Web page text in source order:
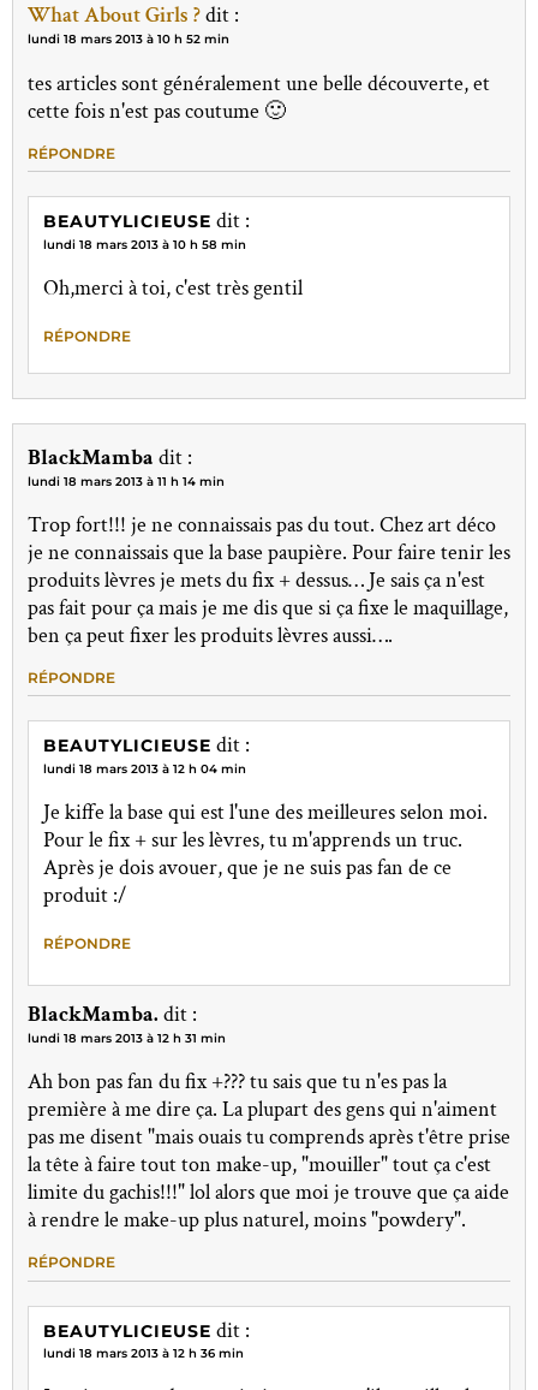
What About Girls ?dit :
lundi 18 mars 2013 à 10 h 52 min
tes articles sont généralement une belle découverte, et
cette fois n'est pas coutume 🙂
RÉPONDRE
BEAUTYLICIEUSE dit :
lundi 18 mars 2013 à 10 h 58 min
Oh,merci à toi, c'est très gentil
RÉPONDRE
BlackMamba dit :
lundi 18 mars 2013 à 11 h 14 min
Trop fort!!! je ne connaissais pas du tout. Chez art déco
je ne connaissais que la base paupière. Pour faire tenir les
produits lèvres je mets du fix + dessus… Je sais ça n'est
pas fait pour ça mais je me dis que si ça fixe le maquillage,
ben ça peut fixer les produits lèvres aussi….
RÉPONDRE
BEAUTYLICIEUSE dit :
lundi 18 mars 2013 à 12 h 04 min
Je kiffe la base qui est l'une des meilleures selon moi.
Pour le fix + sur les lèvres, tu m'apprends un truc.
Après je dois avouer, que je ne suis pas fan de ce
produit :/
RÉPONDRE
BlackMamba. dit :
lundi 18 mars 2013 à 12 h 31 min
Ah bon pas fan du fix +??? tu sais que tu n'es pas la
première à me dire ça. La plupart des gens qui n'aiment
pas me disent "mais ouais tu comprends après t'être prise
la tête à faire tout ton make-up, "mouiller" tout ça c'est
limite du gachis!!!" lol alors que moi je trouve que ça aide
à rendre le make-up plus naturel, moins "powdery".
RÉPONDRE
BEAUTYLICIEUSE dit :
lundi 18 mars 2013 à 12 h 36 min